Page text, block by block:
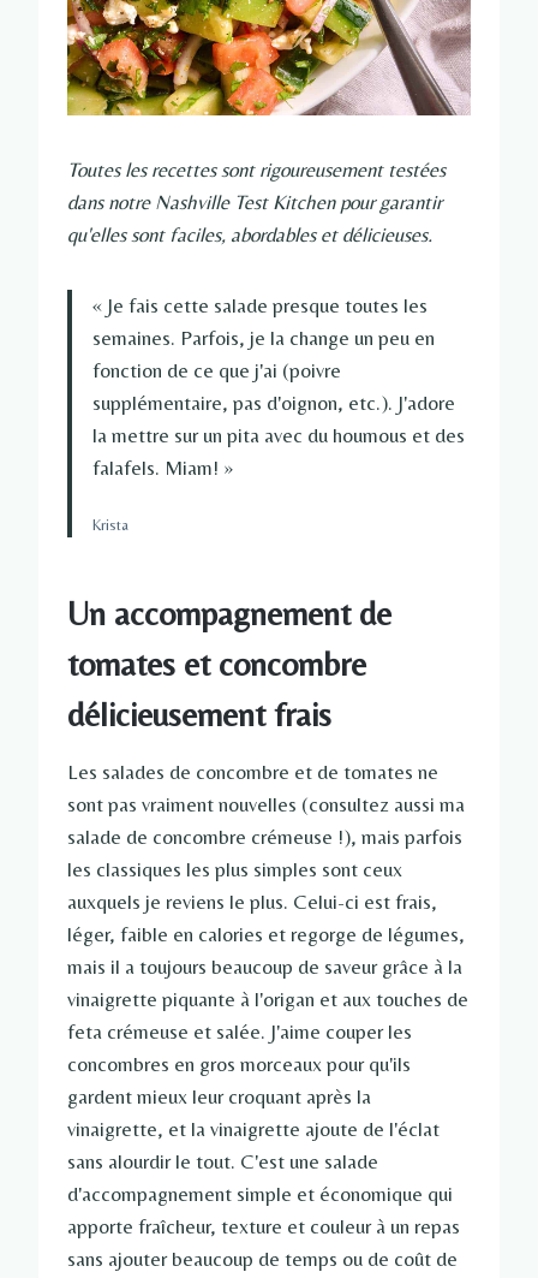
Toutes les recettes sont rigoureusement testées
dans notre Nashville Test Kitchen pour garantir
qu'elles sont faciles, abordables et délicieuses.
« Je fais cette salade presque toutes les
semaines. Parfois, je la change un peu en
fonction de ce que j'ai (poivre
supplémentaire, pas d'oignon, etc.). J'adore
la mettre sur un pita avec du houmous et des
falafels. Miam! »
Krista
Un accompagnement de
tomates et concombre
délicieusement frais
Les salades de concombre et de tomates ne
sont pas vraiment nouvelles (consultez aussi ma
salade de concombre crémeuse !), mais parfois
les classiques les plus simples sont ceux
auxquels je reviens le plus. Celui-ci est frais,
léger, faible en calories et regorge de légumes,
mais il a toujours beaucoup de saveur grâce à la
vinaigrette piquante à l'origan et aux touches de
feta crémeuse et salée. J'aime couper les
concombres en gros morceaux pour qu'ils
gardent mieux leur croquant après la
vinaigrette, et la vinaigrette ajoute de l'éclat
sans alourdir le tout. C'est une salade
d'accompagnement simple et économique qui
apporte fraîcheur, texture et couleur à un repas
sans ajouter beaucoup de temps ou de coût de